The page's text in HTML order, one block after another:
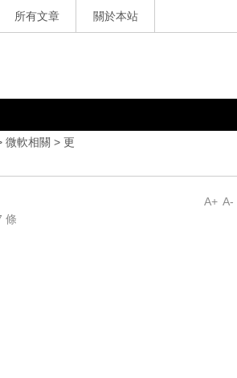
所有文章 關於本站
微軟相關 > 更
A-
A+
條